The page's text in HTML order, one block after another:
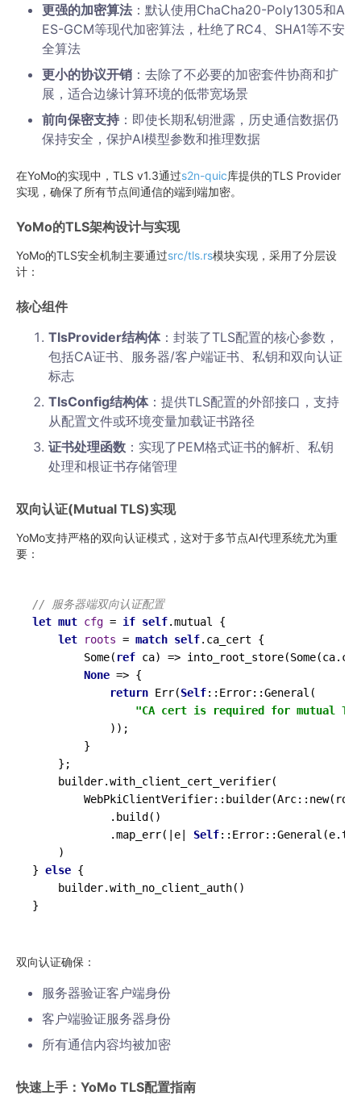
更强的加密算法 ：默认使用ChaCha20-Poly1305和A
ES-GCM等现代加密算法，杜绝了RC4、SHA1等不安
全算法
更小的协议开销 ：去除了不必要的加密套件协商和扩
展，适合边缘计算环境的低带宽场景
前向保密支持 ：即使长期私钥泄露，历史通信数据仍
保持安全，保护AI模型参数和推理数据
在YoMo的实现中，TLS v1.3通过s2n-quic库提供的TLS Provider
实现，确保了所有节点间通信的端到端加密。
YoMo的TLS架构设计与实现
YoMo的TLS安全机制主要通过src/tls.rs模块实现，采用了分层设
计：
核心组件
TlsProvider结构体：封装了TLS配置的核心参数，
包括CA证书、服务器/客户端证书、私钥和双向认证
标志
TlsConfig结构体：提供TLS配置的外部接口，支持
从配置文件或环境变量加载证书路径
证书处理函数 ：实现了PEM格式证书的解析、私钥
处理和根证书存储管理
双向认证(Mutual TLS)实现
YoMo支持严格的双向认证模式，这对于多节点AI代理系统尤为重
要：
// 服务器端双向认证配置
let mut cfg = if self.mutual {
let
roots = match self.ca_cert {
Some( ref ca) => into_root_store(Some(ca.
None => {
return Err(Self::Error::General (
"CA cert is required for mutual
            ));
        }
    };
    builder.
with_client_cert_verifier(
        WebPkiClientVerifier::
builder(Arc:: new
            .
build ()
            .
map_err(|e| Self::Error::General (e.
    )
} else {
    builder.
with_no_client_auth()
双向认证确保：
服务器验证客户端身份
客户端验证服务器身份
所有通信内容均被加密
快速上手：YoMo TLS配置指南